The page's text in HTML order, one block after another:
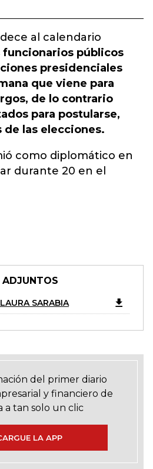
al calendario
funcionarios públicos
presidenciales
que viene para
de lo contrario
para postularse,
de las elecciones.
como diplomático en
durante 20 en el
SARABIA
del primer diario
y financiero de
a tan solo un clic
LA APP